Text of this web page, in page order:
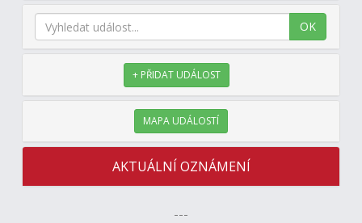
OK
+ PŘIDAT UDÁLOST
MAPA UDÁLOSTÍ
AKTUÁLNÍ OZNÁMENÍ
---